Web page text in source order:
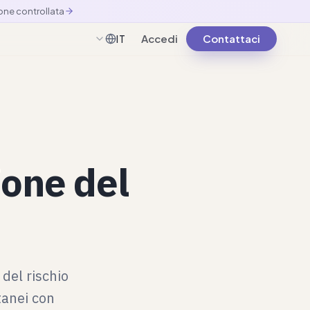
controllata
IT
ItalianoAccedi Contattaci
del
rischio
con